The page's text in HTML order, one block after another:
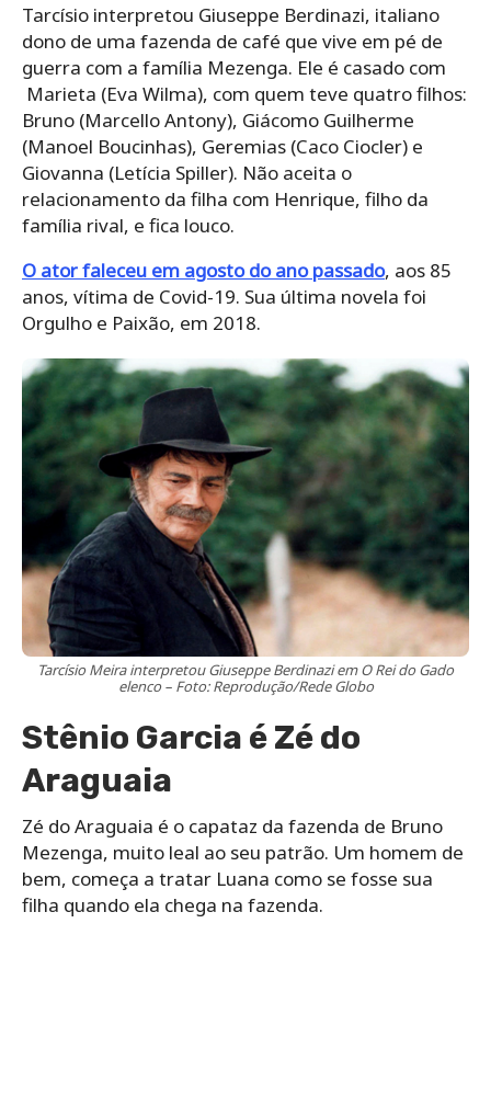
Tarcísio interpretou Giuseppe Berdinazi, italiano
dono de uma fazenda de café que vive em pé de
guerra com a família Mezenga. Ele é casado com
Marieta (Eva Wilma), com quem teve quatro filhos:
Bruno (Marcello Antony), Giácomo Guilherme
(Manoel Boucinhas), Geremias (Caco Ciocler) e
Giovanna (Letícia Spiller). Não aceita o
relacionamento da filha com Henrique, filho da
família rival, e fica louco.
O ator faleceu em agosto do ano passado, aos 85
anos, vítima de Covid-19. Sua última novela foi
Orgulho e Paixão, em 2018.
Tarcísio Meira interpretou Giuseppe Berdinazi em O Rei do Gado
elenco – Foto: Reprodução/Rede Globo
Stênio Garcia é Zé do
Araguaia
Zé do Araguaia é o capataz da fazenda de Bruno
Mezenga, muito leal ao seu patrão. Um homem de
bem, começa a tratar Luana como se fosse sua
filha quando ela chega na fazenda.